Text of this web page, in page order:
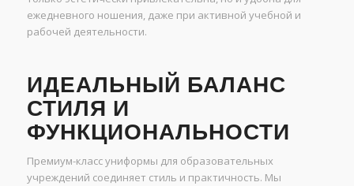
ежедневного ношения, даже при активной учебной и
рабочей деятельности.
ИДЕАЛЬНЫЙ БАЛАНС
СТИЛЯ И
ФУНКЦИОНАЛЬНОСТИ
Премиум-класс униформы для образовательных
учреждений соединяет стиль и практичность. Мы